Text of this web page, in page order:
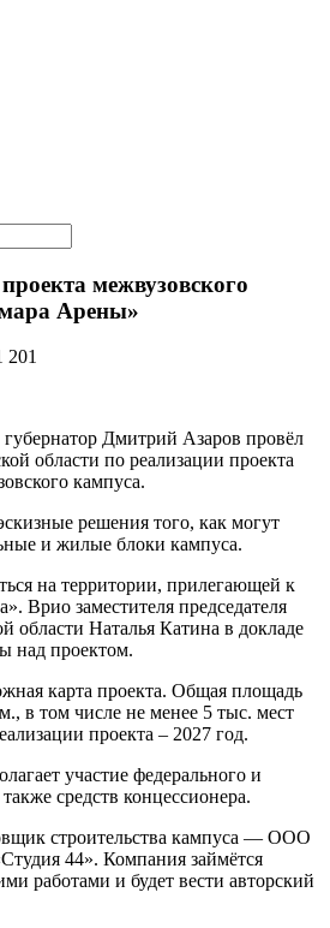
межвузовского
Арены»
201
Дмитрий Азаров провёл
области по реализации проекта
кампуса.
решения того, как могут
и жилые блоки кампуса.
на территории, прилегающей к
Врио заместителя председателя
области Наталья Катина в докладе
над проектом.
карта проекта. Общая площадь
в том числе не менее 5 тыс. мест
проекта – 2027 год.
участие федерального и
средств концессионера.
строительства кампуса — ООО
44». Компания займётся
работами и будет вести авторский